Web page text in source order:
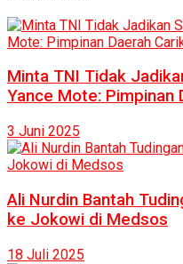
Minta TNI Tidak
Yance Mote: Pimpinan
3 Juni 2025
Ali Nurdin Bantah
ke Jokowi di Medsos
18 Juli 2025